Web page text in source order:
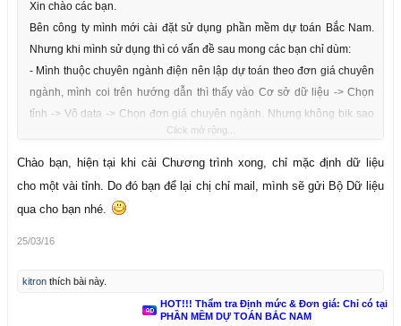
Xin chào các bạn.
Bên công ty mình mới cài đặt sử dụng phần mềm dự toán Bắc Nam.
Nhưng khi mình sử dụng thì có vấn đề sau mong các bạn chỉ dùm:
- Mình thuộc chuyên ngành điện nên lập dự toán theo đơn giá chuyên
ngành, mình coi trên hướng dẫn thì thấy vào Cơ sở dữ liệu -> Chọn
tỉnh -> Vô data -> Chọn đơn giá chuyên ngành. Nhưng không bik sao
mình vô data thì không thấy đơn giá chuyên ngành. Không bik có phải
download thêm dữ liệu hay ko?
Mong các bạn giúp đỡ. Thanks
Click mở rộng...
Chào bạn, hiện tại khi cài Chương trình xong, chỉ mặc định dữ liệu
cho một vài tỉnh. Do đó bạn để lại chị chỉ mail, mình sẽ gửi Bộ Dữ liệu
qua cho bạn nhé.
25/03/16
kitron thích bài này.
HOT!!! Thẩm tra Định mức & Đơn giá: Chỉ có tại
PHẦN MỀM DỰ TOÁN BẮC NAM